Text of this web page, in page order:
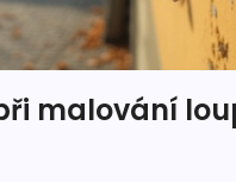
malování